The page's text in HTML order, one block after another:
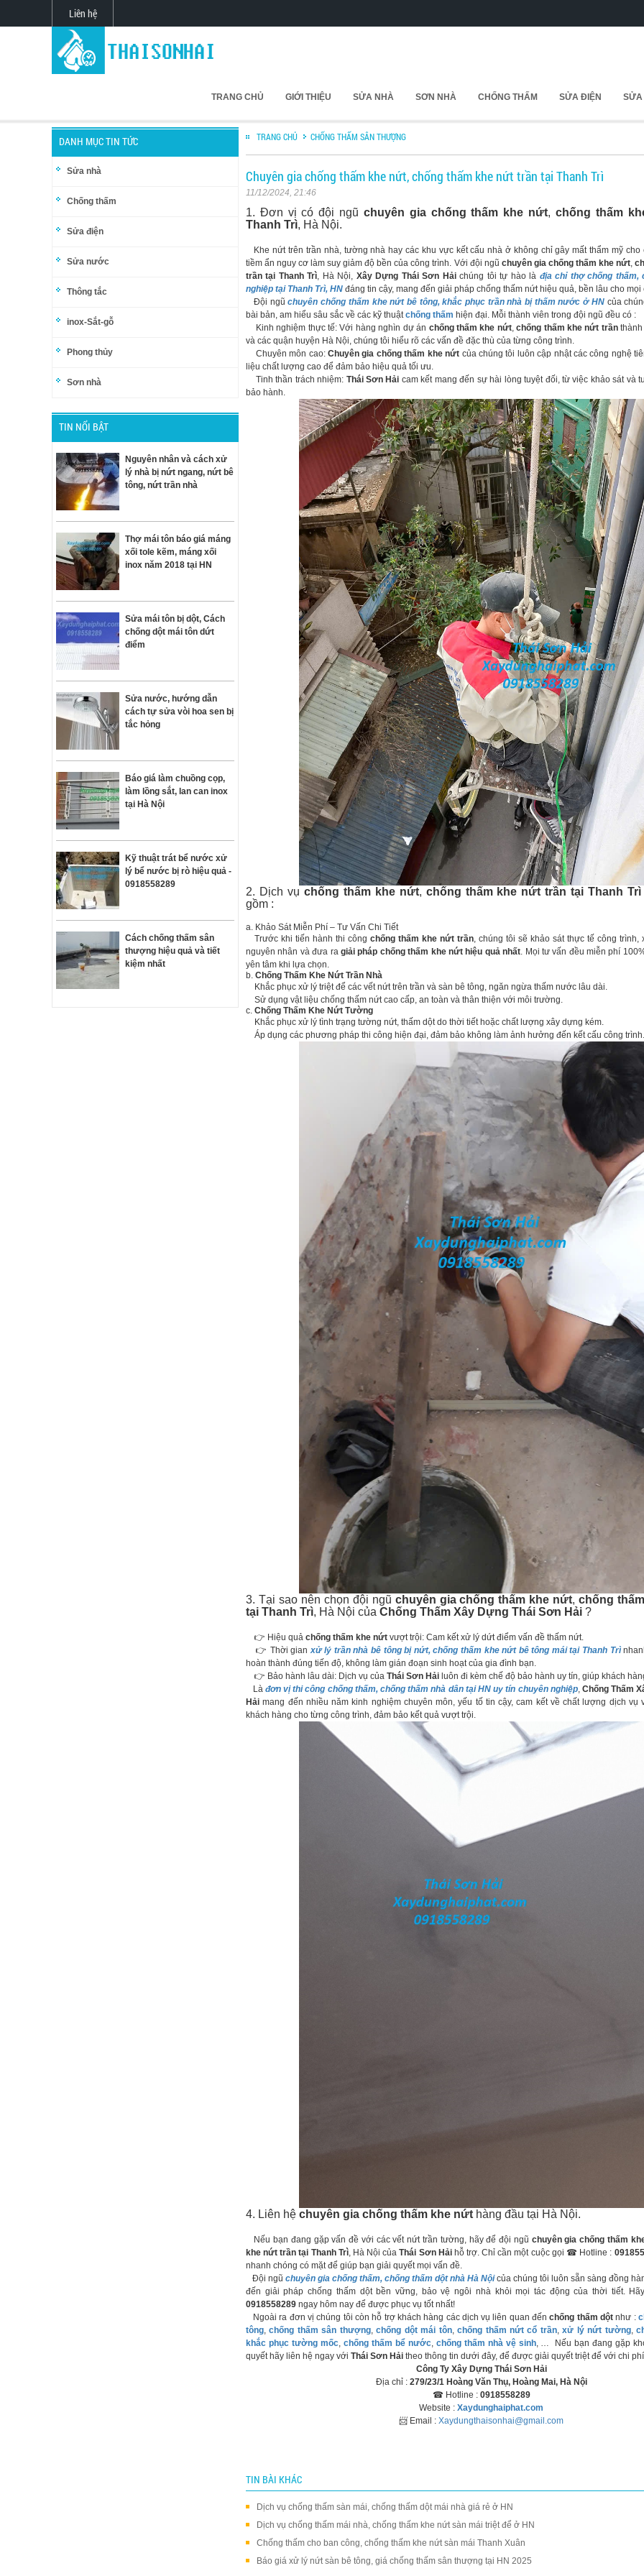
Liên hệ
TRANG CHỦ GIỚI THIỆU SỬA NHÀ SƠN NHÀ CHỐNG THẤM SỬA ĐIỆN SỬA
DANH MỤC TIN TỨC
Sửa nhà
Chống thấm
Sửa điện
Sửa nước
Thông tắc
inox-Sắt-gỗ
Phong thủy
Sơn nhà
TIN NỔI BẬT
Nguyên nhân và cách xử
lý nhà bị nứt ngang, nứt bê
tông, nứt trần nhà
Thợ mái tôn báo giá máng
xối tole kẽm, máng xối
inox năm 2018 tại HN
Sửa mái tôn bị dột, Cách
chống dột mái tôn dứt
điểm
Sửa nước, hướng dẫn
cách tự sửa vòi hoa sen bị
tắc hỏng
Báo giá làm chuồng cọp,
làm lồng sắt, lan can inox
tại Hà Nội
Kỹ thuật trát bể nước xử
lý bể nước bị rò hiệu quả -
0918558289
Cách chống thấm sân
thượng hiệu quả và tiết
kiệm nhất
TRANG CHỦ CHỐNG THẤM SÂN THƯỢNG
Chuyên gia chống thấm khe nứt, chống thấm khe nứt trần tại Thanh Trì
11/12/2024, 21:46
1. Đơn vị có đội ngũ chuyên gia chống thấm khe nứt, chống thấm
Thanh Trì, Hà Nội.
Khe nứt trên trần nhà, tường nhà hay các khu vực kết cấu nhà ở không chỉ gây mất thẩm mỹ cho
tiềm ẩn nguy cơ làm suy giảm độ bền của công trình. Với đội ngũ chuyên gia chống thấm khe nứt,
trần tại Thanh Trì, Hà Nội, Xây Dựng Thái Sơn Hảichúng tôi tự hào là địa chỉ thợ chống thấm,
nghiệp tại Thanh Trì, HN đáng tin cậy, mang đến giải pháp chống thấm nứt hiệu quả, bền lâu cho mọi
Đội ngũchuyên chống thấm khe nứt bê tông, khắc phục trần nhà bị thấm nước ở HNcủa
bài bản, am hiểu sâu sắc về các kỹ thuậtchống thấm hiện đại. Mỗi thành viên trong đội ngũ đều có :
Kinh nghiệm thực tế: Với hàng nghìn dự án chống thấm khe nứt,chống thấm khe nứt trầnthành
và các quận huyện Hà Nội, chúng tôi hiểu rõ các vấn đề đặc thù của từng công trình.
Chuyên môn cao: Chuyên gia chống thấm khe nứt của chúng tôi luôn cập nhật các công nghệ
liệu chất lượng cao để đảm bảo hiệu quả tối ưu.
Tinh thần trách nhiệm: Thái Sơn Hải cam kết mang đến sự hài lòng tuyệt đối, từ việc khảo sát và
bảo hành.
2. Dịch vụ chống thấm khe nứt, chống thấm khe nứt trần tại Thanh Trì
gồm :
a. Khảo Sát Miễn Phí – Tư Vấn Chi Tiết
Trước khi tiến hành thi công chống thấm khe nứt trần, chúng tôi sẽ khảo sát thực tế công trình,
nguyên nhân và đưa ra giải pháp chống thấm khe nứt hiệu quả nhất. Mọi tư vấn đều miễn phí
yên tâm khi lựa chọn.
b. Chống Thấm Khe Nứt Trần Nhà
Khắc phục xử lý triệt để các vết nứt trên trần và sàn bê tông, ngăn ngừa thấm nước lâu dài.
Sử dụng vật liệu chống thấm nứt cao cấp, an toàn và thân thiện với môi trường.
c. Chống Thấm Khe Nứt Tường
Khắc phục xử lý tình trạng tường nứt, thấm dột do thời tiết hoặc chất lượng xây dựng kém.
Áp dụng các phương pháp thi công hiện đại, đảm bảo không làm ảnh hưởng đến kết cấu công trình.
3. Tại sao nên chọn đội ngũ chuyên gia chống thấm khe nứt,chống
tại Thanh Trì, Hà Nội của Chống Thấm Xây Dựng Thái Sơn Hải ?
👉 Hiệu quả chống thấm khe nứt vượt trội: Cam kết xử lý dứt điểm vấn đề thấm nứt.
👉 Thời gianxử lý trần nhà bê tông bị nứt, chống thấm khe nứt bê tông mái tại Thanh Trì
hoàn thành đúng tiến độ, không làm gián đoạn sinh hoạt của gia đình bạn.
👉 Bảo hành lâu dài: Dịch vụ của Thái Sơn Hải luôn đi kèm chế độ bảo hành uy tín, giúp khách
Là đơn vị thi công chống thấm, chống thấm nhà dân tại HN uy tín chuyên nghiệp,Chống Thấm
Hải mang đến nhiều năm kinh nghiệm chuyên môn, yếu tố tin cậy, cam kết về chất lượng dịch vụ
khách hàng cho từng công trình, đảm bảo kết quả vượt trội.
4. Liên hệ chuyên gia chống thấm khe nứt hàng đầu tại Hà Nội.
Nếu bạn đang gặp vấn đề với các vết nứt trần tường, hãy để đội ngũ chuyên gia chống thấm
khe nứt trần tại Thanh Trì, Hà Nội củaThái Sơn Hảihỗ trợ. Chỉ cần một cuộc gọi ☎ Hotline :
nhanh chóng có mặt để giúp bạn giải quyết mọi vấn đề.
Đội ngũ chuyên gia chống thấm, chống thấm dột nhà Hà Nộicủa chúng tôi luôn sẵn sàng đồng
đến giải pháp chống thấm dột bền vững, bảo vệ ngôi nhà khỏi mọi tác động của thời tiết.
0918558289 ngay hôm nay để được phục vụ tốt nhất!
Ngoài ra đơn vị chúng tôi còn hỗ trợ khách hàng các dịch vụ liên quan đếnchống thấm dột như :
tông,chống thấm sân thượng,chống dột mái tôn,chống thấm nứt cổ trần,xử lý nứt tường,
khắc phục tường mốc, chống thấm bể nước, chống thấm nhà vệ sinh, … Nếu bạn đang gặp
quyết hãy liên hệ ngay với Thái Sơn Hải theo thông tin dưới đây, để được giải quyết triệt để với chi
Công Ty Xây Dựng Thái Sơn Hải
Địa chỉ : 279/23/1 Hoàng Văn Thụ, Hoàng Mai, Hà Nội
☎ Hotline : 0918558289
Website : Xaydunghaiphat.com
📨 Email : Xaydungthaisonhai@gmail.com
TIN BÀI KHÁC
Dịch vụ chống thấm sàn mái, chống thấm dột mái nhà giá rẻ ở HN
Dịch vụ chống thấm mái nhà, chống thấm khe nứt sàn mái triệt để ở HN
Chống thấm cho ban công, chống thấm khe nứt sàn mái Thanh Xuân
Báo giá xử lý nứt sàn bê tông, giá chống thấm sân thượng tại HN 2025